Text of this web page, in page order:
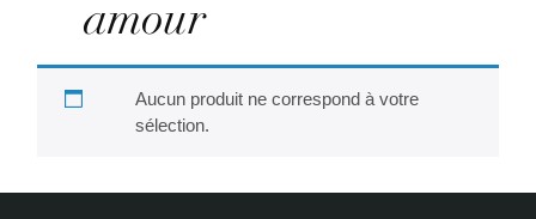
amour
Aucun produit ne correspond à votre
sélection.